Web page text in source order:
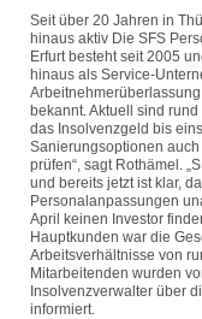
Seit über 20 Jahren in
hinaus aktiv Die SFS
Erfurt besteht seit 2005
hinaus als Service-
bekannt. Aktuell sind
das Insolvenzgeld bis
Sanierungsoptionen
prüfen“, sagt Rothämel.
und bereits jetzt ist klar,
Personalanpassungen
April keinen Investor
Hauptkunden war die
Arbeitsverhältnisse von
Mitarbeitenden wurden
Insolvenzverwalter über
informiert.